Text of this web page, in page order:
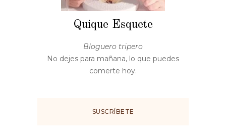
Quique Esquete
Bloguero tripero
No dejes para mañana, lo que puedes
comerte hoy.
SUSCRÍBETE